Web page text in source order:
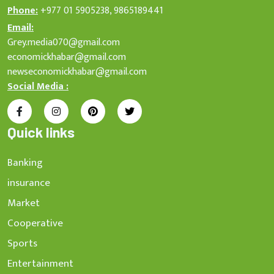
Phone:+977 01 5905238, 9865189441
Email:
Grey.media070@gmail.com
economickhabar@gmail.com
newseconomickhabar@gmail.com
Social Media :
Quick links
Banking
insurance
Market
Cooperative
Sports
Entertainment